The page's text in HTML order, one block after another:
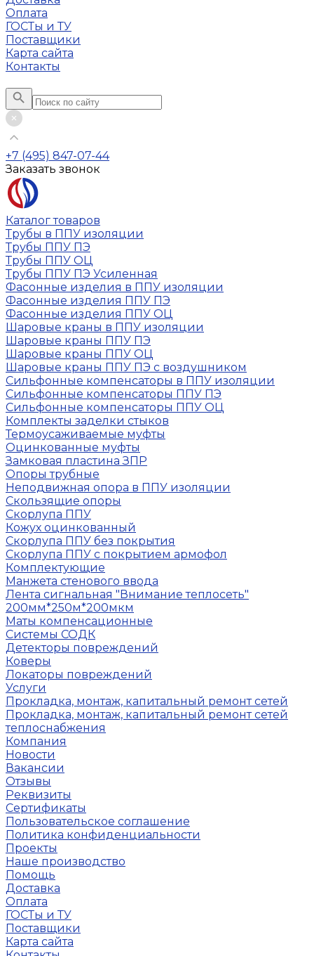
Оплата
ГОСТы и ТУ
Поставщики
Карта сайта
Контакты
+7 (495) 847-07-44
Заказать звонок
Каталог товаров
Трубы в ППУ изоляции
Трубы ППУ ПЭ
Трубы ППУ ОЦ
Трубы ППУ ПЭ Усиленная
Фасонные изделия в ППУ изоляции
Фасонные изделия ППУ ПЭ
Фасонные изделия ППУ ОЦ
Шаровые краны в ППУ изоляции
Шаровые краны ППУ ПЭ
Шаровые краны ППУ ОЦ
Шаровые краны ППУ ПЭ с воздушником
Сильфонные компенсаторы в ППУ изоляции
Сильфонные компенсаторы ППУ ПЭ
Сильфонные компенсаторы ППУ ОЦ
Комплекты заделки стыков
Термоусаживаемые муфты
Оцинкованные муфты
Замковая пластина ЗПР
Опоры трубные
Неподвижная опора в ППУ изоляции
Скользящие опоры
Скорлупа ППУ
Кожух оцинкованный
Скорлупа ППУ без покрытия
Скорлупа ППУ с покрытием армофол
Комплектующие
Манжета стенового ввода
Лента сигнальная "Внимание теплосеть"
200мм*250м*200мкм
Маты компенсационные
Системы СОДК
Детекторы повреждений
Коверы
Локаторы повреждений
Услуги
Прокладка, монтаж, капитальный ремонт сетей
Прокладка, монтаж, капитальный ремонт сетей
теплоснабжения
Компания
Новости
Вакансии
Отзывы
Реквизиты
Сертификаты
Пользовательское соглашение
Политика конфиденциальности
Проекты
Наше производство
Помощь
Доставка
Оплата
ГОСТы и ТУ
Поставщики
Карта сайта